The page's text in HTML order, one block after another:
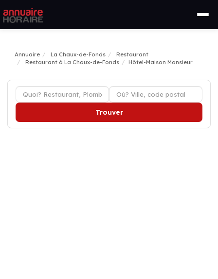
Annuaire La Chaux-de-Fonds
Restaurant
Restaurant à La Chaux-de-Fonds
Hôtel-Maison Monsieur
Trouver